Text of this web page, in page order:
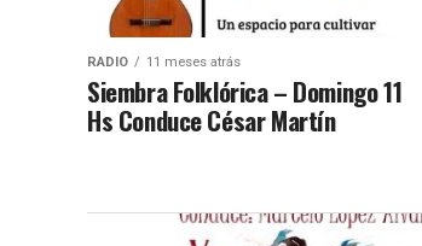
RADIO 11 meses atrás
Siembra Folklórica – Domingo 11
Hs Conduce César Martín